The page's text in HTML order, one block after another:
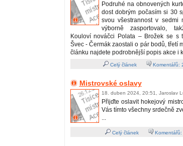
Podruhé na obnovených
dost dobrým počasím si 30
svou všestrannost v sedmi
výborně zasportovalo,
Kouloví nováčci Polata – Brožek se s
Švec - Čermák zaostali o pár bodů, třetí
článku najdete podrobnější popis akce i
Celý článek Komentářů:
Mistrovské oslavy
18. duben 2024, 20:51, Jaroslav
Přijďte oslavit hokejový
Vás tímto všechny srdečně
...
Celý článek Komentářů: